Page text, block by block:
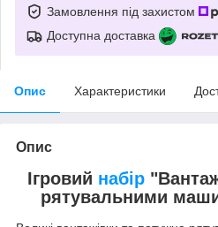
Замовлення під захистом
Доступна доставка
Опис Характеристики
Опис
Ігровий набір
рятувальними